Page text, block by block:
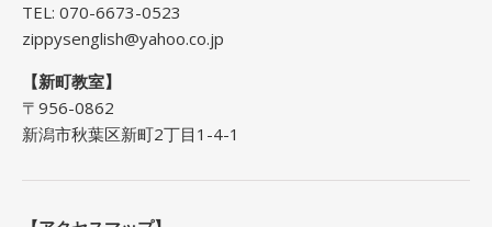
TEL: 070-6673-0523
zippysenglish@yahoo.co.jp
【新町教室】
〒956-0862
新潟市秋葉区新町2丁目1-4-1